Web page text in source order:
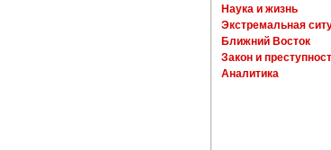
Наука и жизнь
Экстремальная
Ближний Восток
Закон и
Аналитика